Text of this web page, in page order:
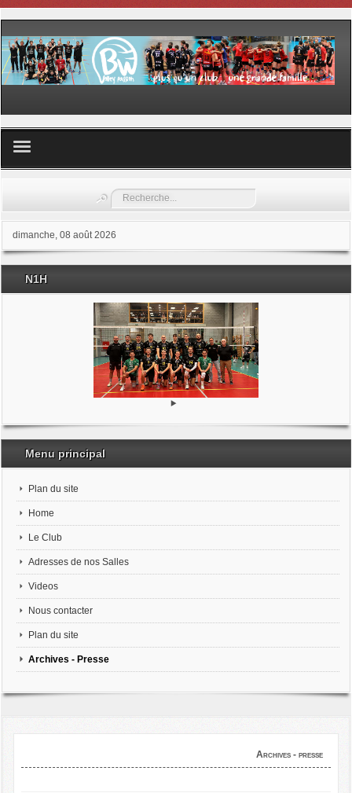
Les samedis du sport
Les stages
Documents
Rechercher
dimanche, 08 août 2026
N1H
Menu principal
Plan du site
Home
Le Club
Adresses de nos Salles
Videos
Nous contacter
Plan du site
Archives - Presse
Archives - presse